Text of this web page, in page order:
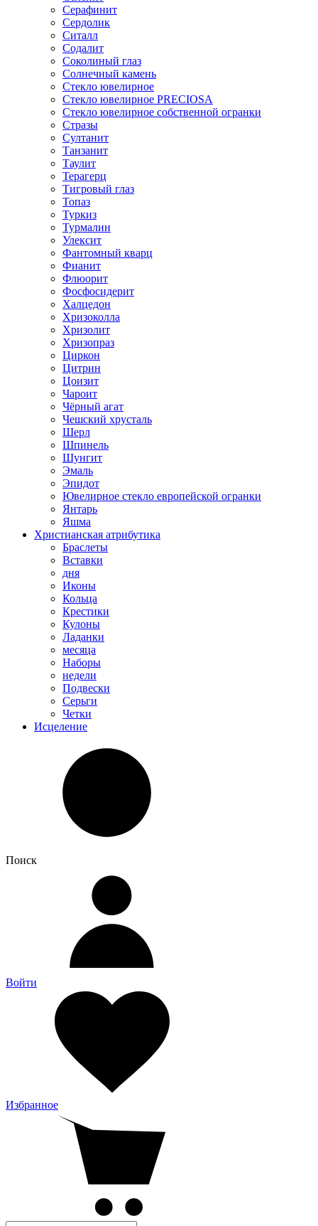
Серафинит
Сердолик
Ситалл
Содалит
Соколиный глаз
Солнечный камень
Стекло ювелирное
Стекло ювелирное PRECIOSA
Стекло ювелирное собственной огранки
Стразы
Султанит
Танзанит
Таулит
Терагерц
Тигровый глаз
Топаз
Туркиз
Турмалин
Улексит
Фантомный кварц
Фианит
Флюорит
Фосфосидерит
Халцедон
Хризоколла
Хризолит
Хризопраз
Циркон
Цитрин
Цоизит
Чароит
Чёрный агат
Чешский хрусталь
Шерл
Шпинель
Шунгит
Эмаль
Эпидот
Ювелирное стекло европейской огранки
Янтарь
Яшма
Христианская атрибутика
Браслеты
Вставки
дня
Иконы
Кольца
Крестики
Кулоны
Ладанки
месяца
Наборы
недели
Подвески
Серьги
Четки
Исцеление
Поиск
Войти
Избранное